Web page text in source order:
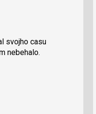
svojho casu
nebehalo.